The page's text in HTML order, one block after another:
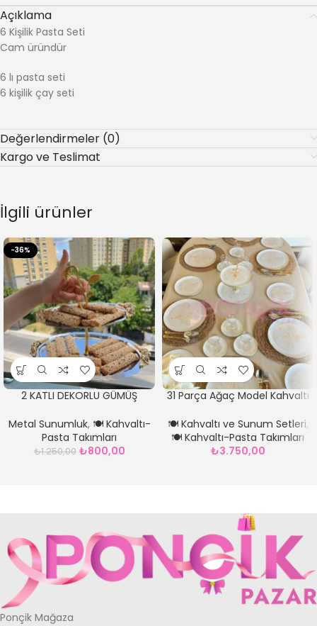
Açıklama
6 Kişilik Pasta Seti
Cam üründür
6 lı pasta seti
6 kişilik çay seti
Değerlendirmeler (0)
Kargo ve Teslimat
İlgili ürünler
-36%
2 KATLI DEKORLU GÜMÜŞ
Metal Sunumluk, 🍽️ Kahvaltı-
Pasta Takımları
₺1.250,00 ₺800,00
31 Parça Ağaç Model Kahvaltı
🍽️ Kahvaltı ve Sunum Setleri,
🍽️ Kahvaltı-Pasta Takımları
₺3.750,00
Ponçik Mağaza